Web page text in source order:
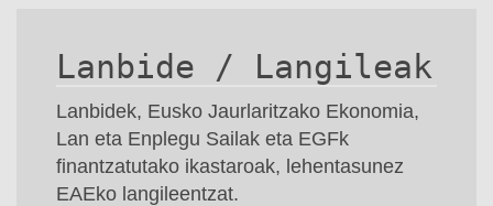
Lanbide / Langileak
Lanbidek, Eusko Jaurlaritzako Ekonomia,
Lan eta Enplegu Sailak eta EGFk
finantzatutako ikastaroak, lehentasunez
EAEko langileentzat.